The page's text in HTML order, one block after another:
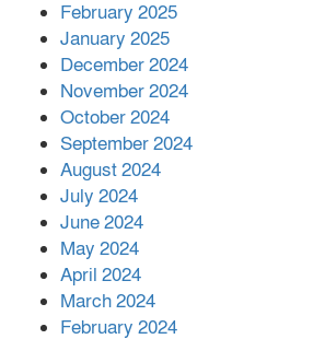
সহায়তা দিলেন
February 2025
January 2025
December 2024
November 2024
October 2024
September 2024
August 2024
July 2024
June 2024
May 2024
April 2024
March 2024
February 2024